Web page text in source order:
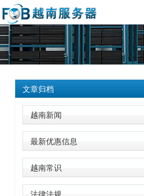
文章归档
越南新闻
最新优惠信息
越南常识